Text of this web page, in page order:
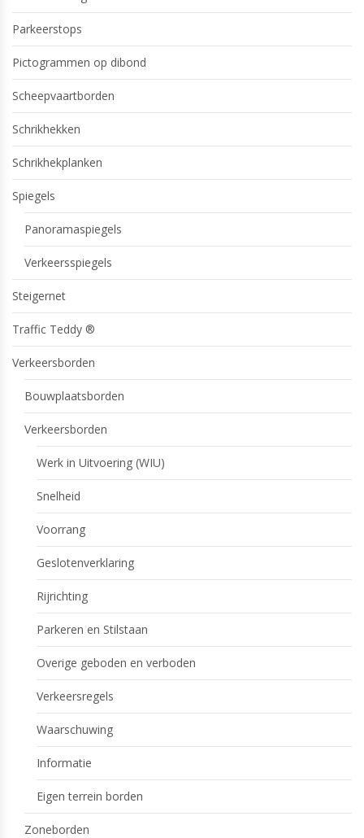
Parkeerstops
Pictogrammen op dibond
Scheepvaartborden
Schrikhekken
Schrikhekplanken
Spiegels
Panoramaspiegels
Verkeersspiegels
Steigernet
Traffic Teddy ®
Verkeersborden
Bouwplaatsborden
Verkeersborden
Werk in Uitvoering (WIU)
Snelheid
Voorrang
Geslotenverklaring
Rijrichting
Parkeren en Stilstaan
Overige geboden en verboden
Verkeersregels
Waarschuwing
Informatie
Eigen terrein borden
Zoneborden